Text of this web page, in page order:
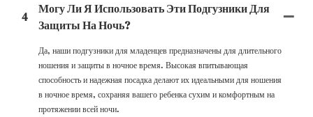
4
Могу Ли Я Использовать Эти Подгузники Для
Защиты На Ночь?
Да, наши подгузники для младенцев предназначены для длительного
ношения и защиты в ночное время. Высокая впитывающая
способность и надежная посадка делают их идеальными для ношения
в ночное время, сохраняя вашего ребенка сухим и комфортным на
протяжении всей ночи.